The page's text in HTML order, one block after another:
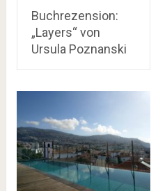
Buchrezension:
„Layers“ von
Ursula Poznanski